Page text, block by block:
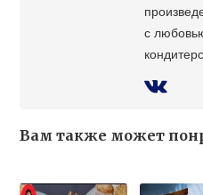
с
Вам также может